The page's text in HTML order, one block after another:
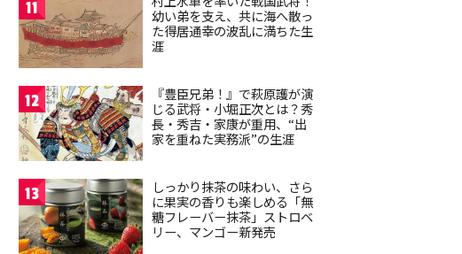
11
幼い弟を支え、共に海へ散っ
た得居通幸の波乱に満ちた生
涯
12
『豊臣兄弟！』で萩原護が演
じる武将・小堀正次とは？秀
長・秀吉・家康が重用、“出
家を重ねた実務派”の生涯
13
しっかり抹茶の味わい、さら
に果実の香りも楽しめる「無
糖フレーバー抹茶」ストロベ
リー、マンゴー新発売